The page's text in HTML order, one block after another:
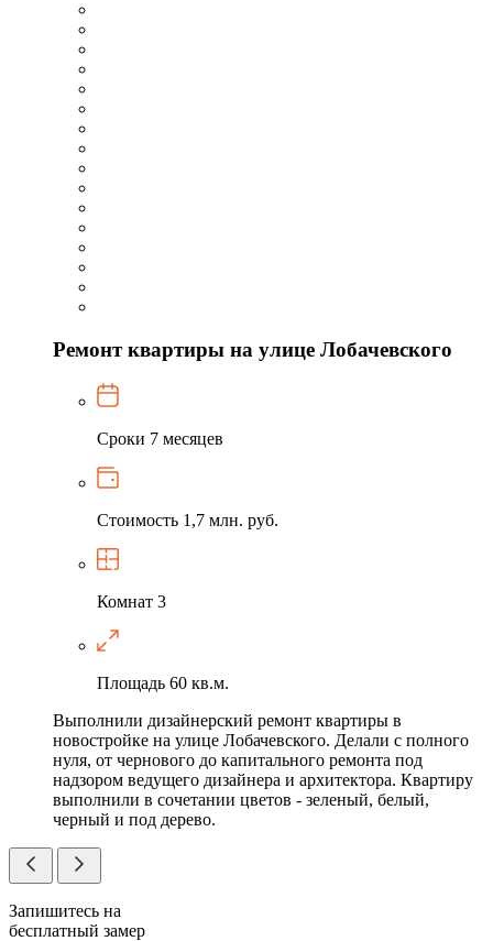
Ремонт квартиры на улице Лобачевского
Сроки 7 месяцев
Стоимость 1,7 млн. руб.
Комнат 3
Площадь 60 кв.м.
Выполнили дизайнерский ремонт квартиры в
новостройке на улице Лобачевского. Делали с полного
нуля, от чернового до капитального ремонта под
надзором ведущего дизайнера и архитектора. Квартиру
выполнили в сочетании цветов - зеленый, белый,
черный и под дерево.
Запишитесь на
бесплатный замер